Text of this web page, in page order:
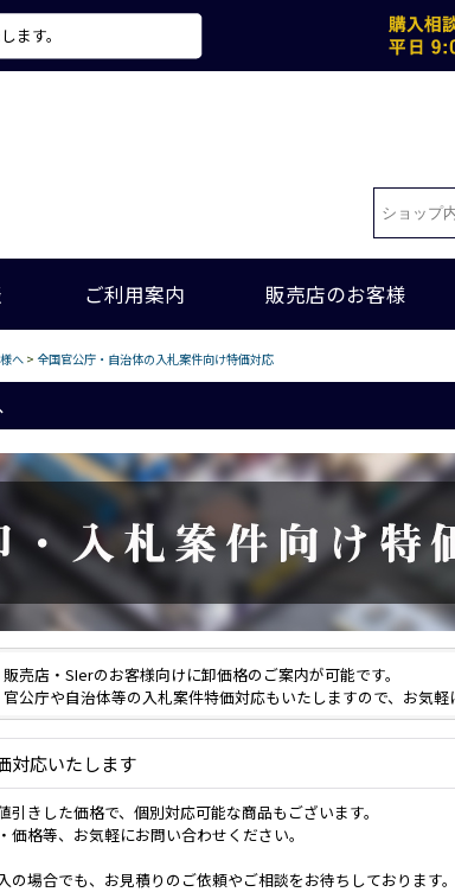
ます。
ご利用案内 販売店のお客様
へ> 全国官公庁・自治体の入札案件向け特価対応
販売店・SIerのお客様向けに卸価格のご案内が可能です。
官公庁や自治体等の入札案件特価対応もいたしますので、お気
対応いたします
引きした価格で、個別対応可能な商品もございます。
価格等、お気軽にお問い合わせください。
の場合でも、お見積りのご依頼やご相談をお待ちしております